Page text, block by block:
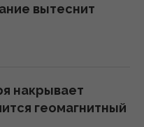
вытеснит
накрывает
геомагнитный